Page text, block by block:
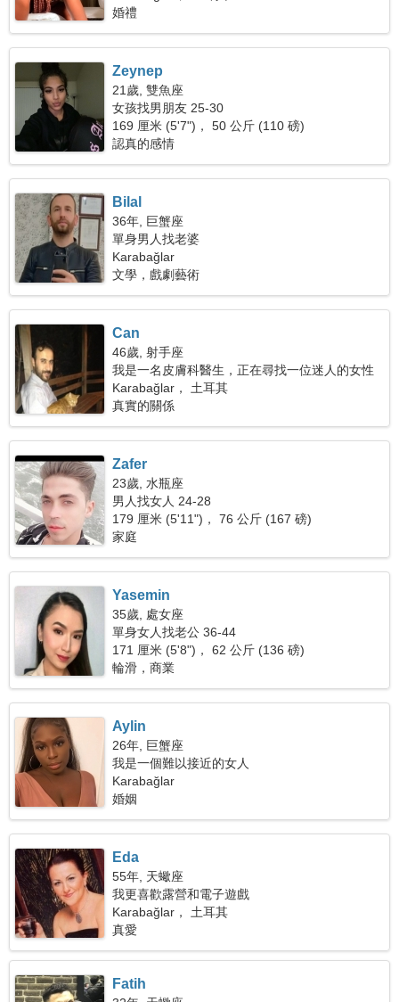
婚禮
Zeynep
21歲, 雙魚座
女孩找男朋友 25-30
169 厘米 (5'7")， 50 公斤 (110 磅)
認真的感情
Bilal
36年, 巨蟹座
單身男人找老婆
Karabağlar
文學，戲劇藝術
Can
46歲, 射手座
我是一名皮膚科醫生，正在尋找一位迷人的女性
Karabağlar， 土耳其
真實的關係
Zafer
23歲, 水瓶座
男人找女人 24-28
179 厘米 (5'11")， 76 公斤 (167 磅)
家庭
Yasemin
35歲, 處女座
單身女人找老公 36-44
171 厘米 (5'8")， 62 公斤 (136 磅)
輪滑，商業
Aylin
26年, 巨蟹座
我是一個難以接近的女人
Karabağlar
婚姻
Eda
55年, 天蠍座
我更喜歡露營和電子遊戲
Karabağlar， 土耳其
真愛
Fatih